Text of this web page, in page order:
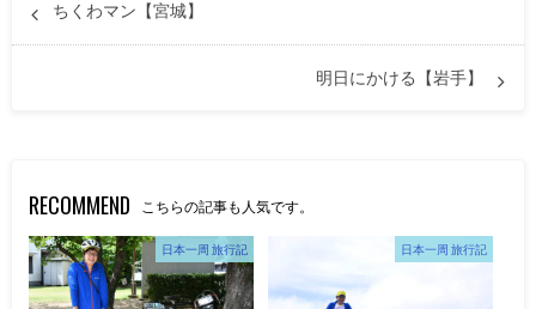
ちくわマン【宮城】
明日にかける【岩手】
RECOMMEND こちらの記事も人気です。
日本一周 旅行記 日本一周 旅行記